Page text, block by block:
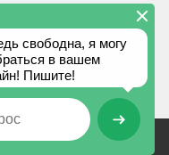
группы
данных